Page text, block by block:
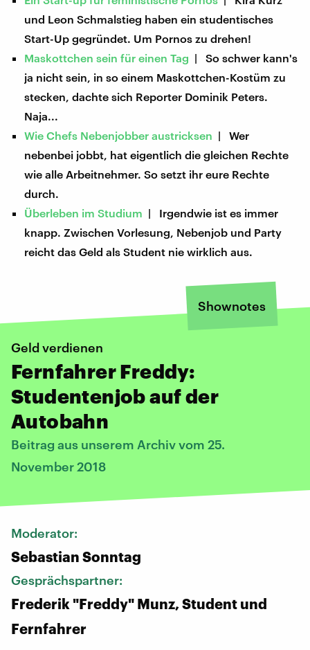
und Leon Schmalstieg haben ein studentisches
Start-Up gegründet. Um Pornos zu drehen!
Maskottchen sein für einen Tag | So schwer kann's
ja nicht sein, in so einem Maskottchen-Kostüm zu
stecken, dachte sich Reporter Dominik Peters.
Naja...
Wie Chefs Nebenjobber austricksen | Wer
nebenbei jobbt, hat eigentlich die gleichen Rechte
wie alle Arbeitnehmer. So setzt ihr eure Rechte
durch.
Überleben im Studium | Irgendwie ist es immer
knapp. Zwischen Vorlesung, Nebenjob und Party
reicht das Geld als Student nie wirklich aus.
Shownotes
Geld verdienen
Fernfahrer Freddy:
Studentenjob auf der
Autobahn
Beitrag aus unserem Archiv vom 25.
November 2018
Moderator:
Sebastian Sonntag
Gesprächspartner:
Frederik "Freddy" Munz, Student und
Fernfahrer